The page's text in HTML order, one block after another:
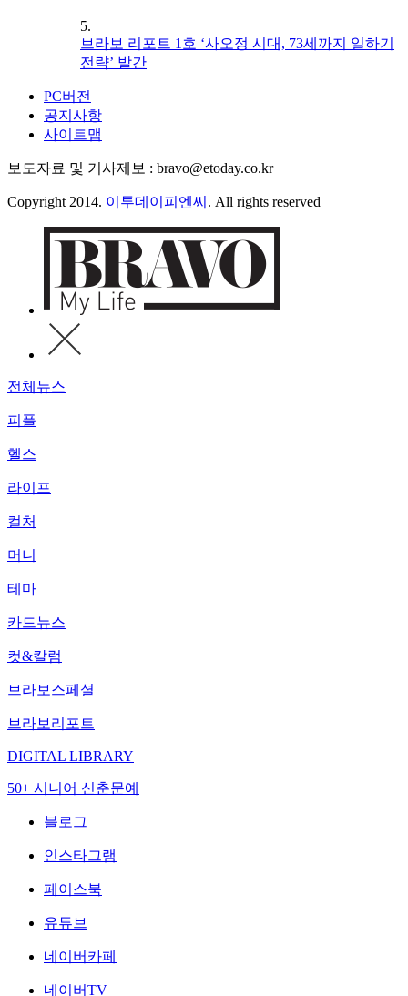
5.
브라보 리포트 1호 ‘사오정 시대, 73세까지 일하기
전략’ 발간
PC버전
공지사항
사이트맵
보도자료 및 기사제보 : bravo@etoday.co.kr
Copyright 2014. 이투데이피엔씨 . All rights reserved
전체뉴스
피플
헬스
라이프
컬처
머니
테마
카드뉴스
컷&칼럼
브라보스페셜
브라보리포트
DIGITAL LIBRARY
50+ 시니어 신춘문예
블로그
인스타그램
페이스북
유튜브
네이버카페
네이버TV